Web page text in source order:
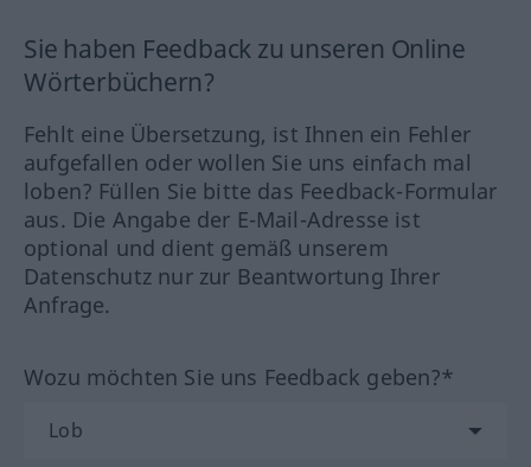
Sie haben Feedback zu unseren Online
Wörterbüchern?
Fehlt eine Übersetzung, ist Ihnen ein Fehler
aufgefallen oder wollen Sie uns einfach mal
loben? Füllen Sie bitte das Feedback-Formular
aus. Die Angabe der E-Mail-Adresse ist
optional und dient gemäß unserem
Datenschutz nur zur Beantwortung Ihrer
Anfrage.
Wozu möchten Sie uns Feedback geben?*